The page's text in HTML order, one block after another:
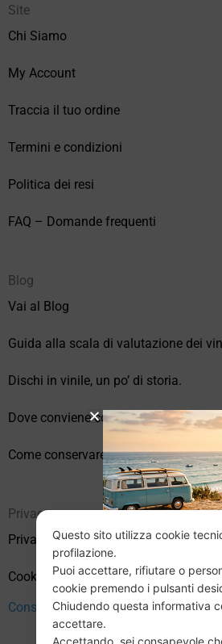
Site
Chi Siamo
My Account
Traccia il tuo ordine
Termini e condizioni
Politica dei resi
FAQ – Domande frequenti
Blog
Vai al Blog
Guida alla scala di valutazione dei
Dischi in vinile, un po’ di storia.
Dove conviene comprare vinili online?
Come conservare correttamente i
Privacy
Privacy Policy
Cookie Policy (UE)
Consenso
Questo sito utilizza cookie
profilazione.
Puoi accettare, rifiutare o
cookie premendo i pulsanti
Chiudendo questa informativa
accettare.
Accettando, sei consapevole